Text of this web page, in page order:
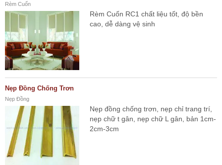
Rèm Cuốn
Rèm Cuốn RC1 chất liệu tốt, độ bền
cao, dễ dàng vệ sinh
Nẹp Đồng Chống Trơn
Nẹp Đồng
Nẹp đồng chống trơn, nẹp chỉ trang trí,
nẹp chữ t gân, nẹp chữ L gân, bản 1cm-
2cm-3cm